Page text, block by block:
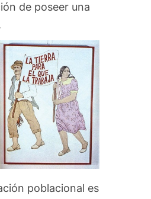
de poseer una
poblacional es